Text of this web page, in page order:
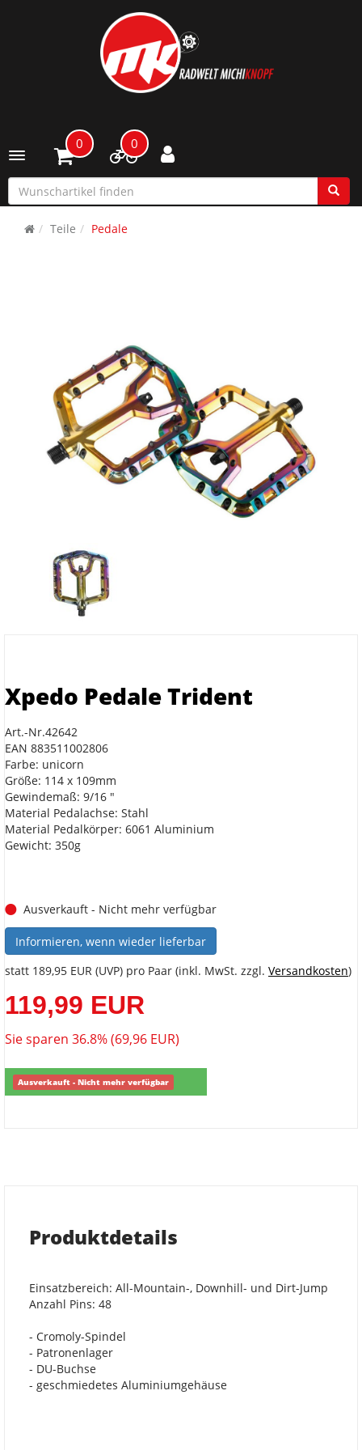
Toggle navigation
0 0
Teile Pedale
Xpedo Pedale Trident
Art.-Nr.42642
EAN 883511002806
Farbe: unicorn
Größe: 114 x 109mm
Gewindemaß: 9/16 "
Material Pedalachse: Stahl
Material Pedalkörper: 6061 Aluminium
Gewicht: 350g
Ausverkauft - Nicht mehr verfügbar
Informieren, wenn wieder lieferbar
statt 189,95 EUR (UVP) pro Paar (inkl. MwSt. zzgl. Versandkosten)
119,99 EUR
Sie sparen 36.8% (69,96 EUR)
Ausverkauft - Nicht mehr verfügbar
Produktdetails
Einsatzbereich: All-Mountain-, Downhill- und Dirt-Jump
Anzahl Pins: 48
- Cromoly-Spindel
- Patronenlager
- DU-Buchse
- geschmiedetes Aluminiumgehäuse